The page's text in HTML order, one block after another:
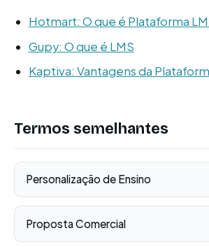
Hotmart: O que é Plataforma
Gupy: O que é LMS
Kaptiva: Vantagens da
Termos semelhantes
Personalização de Ensino
Proposta Comercial